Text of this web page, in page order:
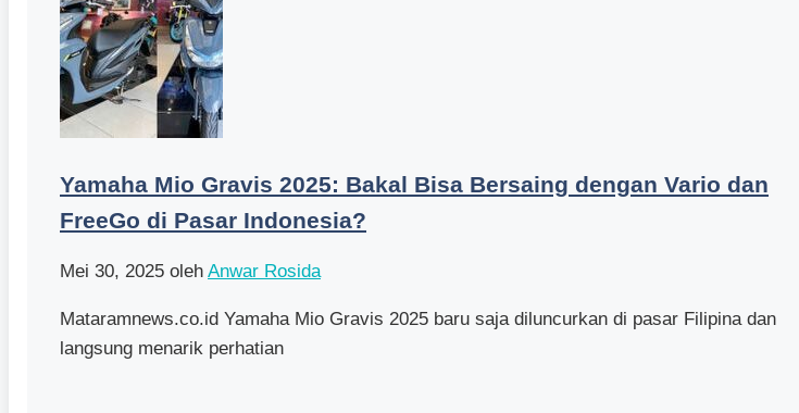
Yamaha Mio Gravis 2025: Bakal Bisa Bersaing dengan Vario dan
FreeGo di Pasar Indonesia?
Mei 30, 2025 oleh Anwar Rosida
Mataramnews.co.id Yamaha Mio Gravis 2025 baru saja diluncurkan di pasar Filipina dan
langsung menarik perhatian